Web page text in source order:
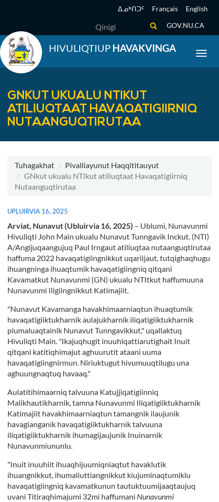
content
English
ᐃᓄᒃᑎᑐᑦ
Français
GOV.NU.CA
Qinigi
HIVULIQTIUP HAVAKVINGA
GNKUT UKUALU NTIKUT
ATILIUQTAAT HAVAQATIGIIRNIQ
NUTAANGUQTIRUTAA
Tuhagakhat
Pivalliayunut Haqqititauyut
GNkut ukualu NTIkut atiliuqtaat Havaqatigiirniq
Nutaanguqtirutaa
UPLUIRVIA 16, 2025
Arviat, Nunavut (Ubluirvia 16, 2025) – Ublumi, Nunavunmi
Hivuliqti John Main ukualu Nunavut Tunngavik Inckut. (NTI)
A/Angijuqaangujuq Paul Irngaut atiliuqtaa nutaanguqtirutaa
haffuma 2022 havaqatigiingnikkut uqariijaut, tutqighaqhugu
ihuangninga ihuaqtumik havaqatigiingniq qitqani
Kavamatkut Nunavunmi (GN) ukualu NTItkut haffumuuna
Nunavunmi Iligiingnikkut Katimajiit.
"Nunavut Kavamanga havakhimaarniaqtun ihuaqtumik
havaqatigiiktukharnik aulajukharnik iliqatigiiktukharnik
piumaluaqtainik Nunavut Tunngavikkut," uqallaktuq
Hivuliqti Main. "Ikajuqhugit inuuhiqattiarutighait Inuit
qitqani katitiqhimajut aghuurutit ataani uuma
havaqatigiingnirmun. Niriuktugut hivumuuqtilugu una
aghuungnaqtuq havaaq."
Aulatitihimaarniq talvuuna Katujjiqatigiinniq
Malikhautikharnik, tamna Nunavunmi Iliqatigiiktukharnik
Katimajiit havakhimaarniaqtun tamangnik ilaujunik
havagianganik havaqatigiiktukharnik talvuuna
iliqatigiiktukharnik ihumagijaujunik Inuinarnik
Nunavunmiununlu.
"Inuit inuuhiit ihuaqhijuumiqniaqtut havaklutik
ihuangnikkut, ihumaliuttiangnikkut kiujuminaqtumiklu
havaqatigiingniq kavamatkunun tautuktuumijaaqtaujuq
uvani Titiraqhimajumi 32mi haffumani Nunavunmi